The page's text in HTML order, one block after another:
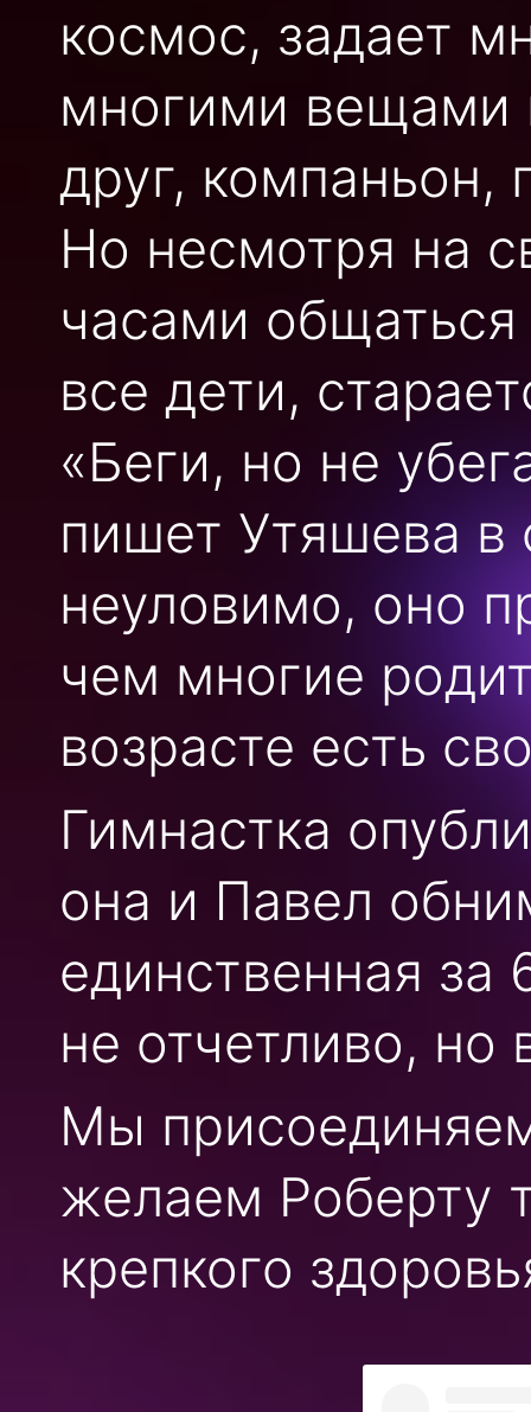
космос, задает
многими вещами
друг,
Но несмотря на
часами
все дети,
«Беги, но не
пишет Утяшева в
неуловимо, оно
чем многие
возрасте есть
Гимнастка
она и Павел
единственная за
не отчетливо, но
Мы
желаем Роберту
крепкого